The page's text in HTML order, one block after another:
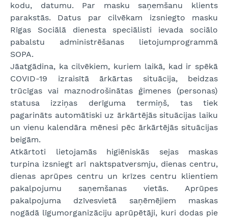
kodu, datumu. Par masku saņemšanu klients
parakstās. Datus par cilvēkam izsniegto masku
Rīgas Sociālā dienesta speciālisti ievada sociālo
pabalstu administrēšanas lietojumprogrammā
SOPA.
Jāatgādina, ka cilvēkiem, kuriem laikā, kad ir spēkā
COVID-19 izraisītā ārkārtas situācija, beidzas
trūcīgas vai maznodrošinātas ģimenes (personas)
statusa izziņas derīguma termiņš, tas tiek
pagarināts automātiski uz ārkārtējās situācijas laiku
un vienu kalendāra mēnesi pēc ārkārtējās situācijas
beigām.
Atkārtoti lietojamās higiēniskās sejas maskas
turpina izsniegt arī naktspatversmju, dienas centru,
dienas aprūpes centru un krīzes centru klientiem
pakalpojumu saņemšanas vietās. Aprūpes
pakalpojuma dzīvesvietā saņēmējiem maskas
nogādā līgumorganizāciju aprūpētāji, kuri dodas pie